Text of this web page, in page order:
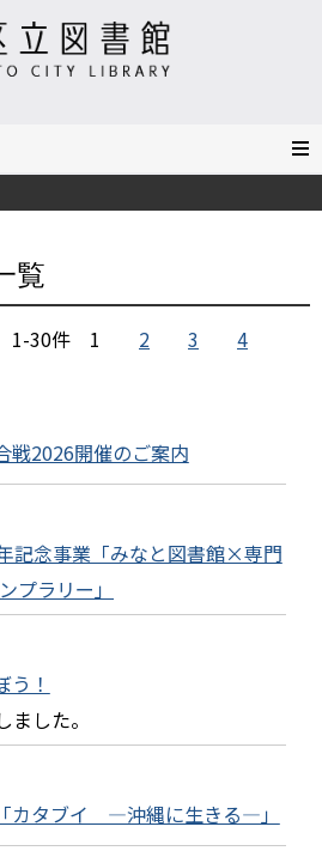
覧
1-30件 1 2 3 4
戦2026開催のご案内
記念事業「みなと図書館×専門
プラリー」
う！
した。
カタブイ ―沖縄に生きる―」